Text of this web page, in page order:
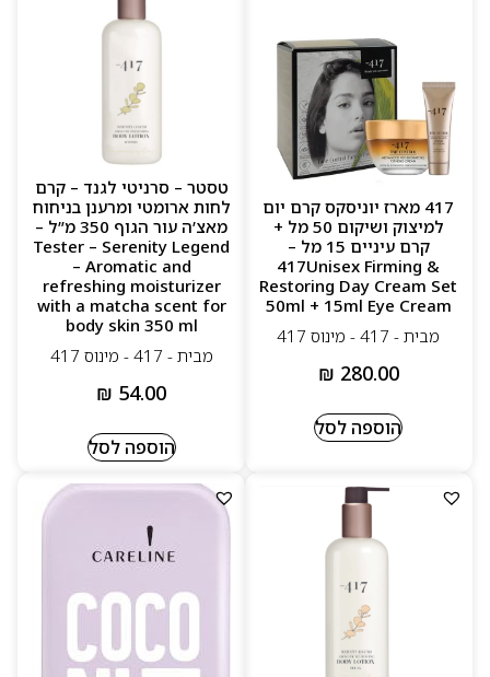
417 מארז יוניסקס קרם יום
למיצוק ושיקום 50 מל +
קרם עיניים 15 מל –
417Unisex Firming &
Restoring Day Cream Set
50ml + 15ml Eye Cream
מבית - 417 - מינוס 417
₪ 280.00
הוספה לסל
טסטר – סרניטי לגנד – קרם
לחות ארומטי ומרענן בניחוח
מאצ’ה עור הגוף 350 מ”ל –
Tester – Serenity Legend
– Aromatic and
refreshing moisturizer
with a matcha scent for
body skin 350 ml
מבית - 417 - מינוס 417
₪ 54.00
הוספה לסל